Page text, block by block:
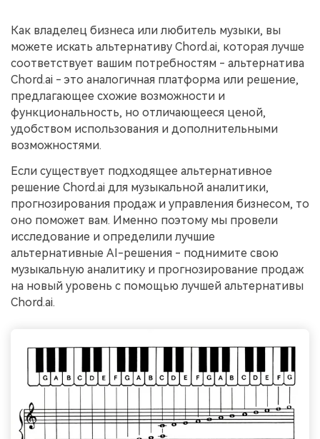
Темы видео
видео на YouTube 2025
Маркетинговый
календарь
Спланируйте маркетинговую
кампанию для своих целей
создателями контента
Создавайте видеоэффекты
самостоятельно, как
настоящий профессионал
Сообщество
Блог
Истории клиентов
Клиенты делятся своими
историями с Filmora
Партнёрская
программа
Партнёрство на уровне
корпоративного сектора
Поддержка
Как владелец бизнеса или любитель музыки, вы
можете искать альтернативу Chord.ai, которая лучше
соответствует вашим потребностям - альтернатива
Chord.ai - это аналогичная платформа или решение,
предлагающее схожие возможности и
функциональность, но отличающееся ценой,
удобством использования и дополнительными
возможностями.
Если существует подходящее альтернативное
решение Chord.ai для музыкальной аналитики,
прогнозирования продаж и управления бизнесом, то
оно поможет вам. Именно поэтому мы провели
исследование и определили лучшие
альтернативные AI-решения - поднимите свою
музыкальную аналитику и прогнозирование продаж
на новый уровень с помощью лучшей альтернативы
Chord.ai.